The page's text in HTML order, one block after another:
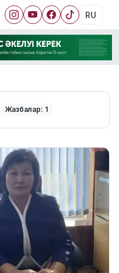
RU
Жазбалар: 1